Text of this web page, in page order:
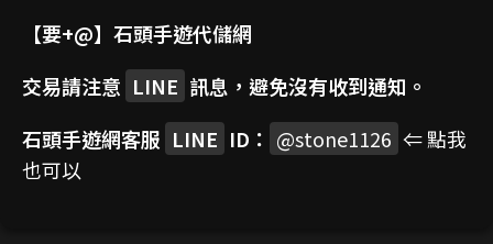
【要+@】 石頭手遊代儲網
交易請注意 LINE 訊息，避免沒有收到通知。
石頭手遊網客服 LINE ID： @stone1126 ⇐ 點我
也可以